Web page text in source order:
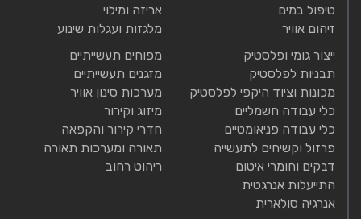
טיפול במים
זיהום אוויר
אריזה ומילוי
מלגזות ועגלות שינוע
ייצור גומי ופלסטיק
תבניות לפלסטיק
מכונות וציוד היקפי לפלסטיק
כלי עבודה חשמליים
כלי עבודה פניאומטיים
פרזול וקשיחים לתעשייה
דבקים וחומרי איטום
התייעלות אנרגטית
אנרגיה סולארית
מפוחים תעשייתיים
מזגנים תעשייתיים
מערכות סינון אוויר
מיזוג וקירור
חדרי קירור והקפאה
תאורה ומערכות תאורה
ריהוט רחוב